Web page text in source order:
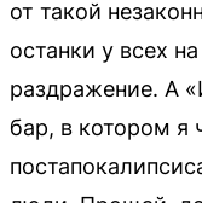
от такой
останки у всех
раздражение. А
бар, в котором я